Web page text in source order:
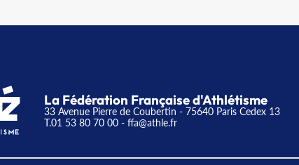
La Fédération Française d'Athlétisme
33 Avenue Pierre de Coubertin - 75640 Paris Cedex 13
T.01 53 80 70 00 - ffa@athle.fr